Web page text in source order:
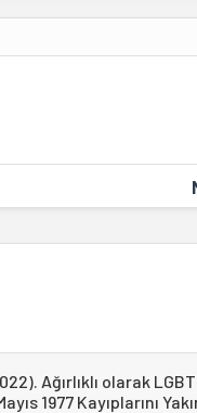
Ağırlıklı olarak
1977 Kayıplarını